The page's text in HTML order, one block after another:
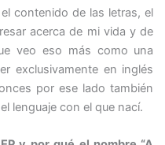
contenido de las letras, el
acerca de mi vida y de
veo eso más como una
exclusivamente en inglés
por ese lado también
lenguaje con el que nací.